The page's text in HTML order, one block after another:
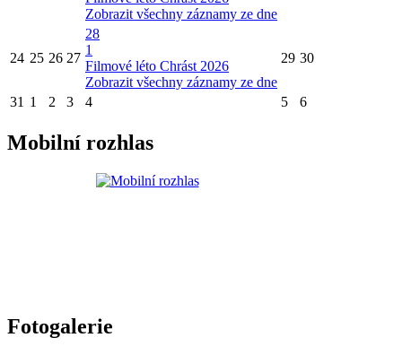
Zobrazit všechny záznamy ze dne
24 25 26 27
28
1
Filmové léto Chrást 2026
Zobrazit všechny záznamy ze dne
29 30
31 1 2 3 4 5 6
Mobilní rozhlas
Fotogalerie